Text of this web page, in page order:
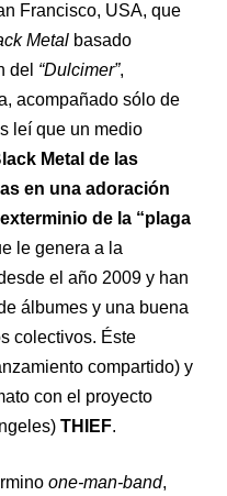
Francisco, USA, que
Metal basado
del “Dulcimer”,
acompañado sólo de
leí que un medio
Metal de las
en una adoración
de la “plaga
le genera a la
el año 2009 y han
álbumes y una buena
colectivos. Éste
compartido) y
con el proyecto
THIEF.
one-man-band,